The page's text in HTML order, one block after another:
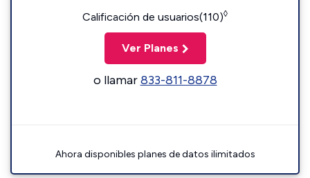
Calificación de usuarios(110)◊
Ver Planes
o llamar833-811-8878
Ahora disponibles planes de datos ilimitados